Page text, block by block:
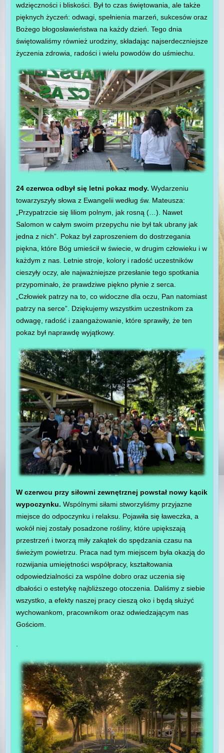
wdzięczności i bliskości. Był to czas świętowania, ale także
pięknych życzeń: odwagi, spełnienia marzeń, sukcesów oraz
Bożego błogosławieństwa na każdy dzień. Tego dnia
świętowaliśmy również urodziny, składając najserdeczniejsze
życzenia zdrowia, radości i wielu powodów do uśmiechu.
24 czerwca odbył się letni pokaz mody. Wydarzeniu
towarzyszyły słowa z Ewangelii według św. Mateusza:
„Przypatrzcie się liliom polnym, jak rosną (…). Nawet
Salomon w całym swoim przepychu nie był tak ubrany jak
jedna z nich”. Pokaz był zaproszeniem do dostrzegania
piękna, które Bóg umieścił w świecie, w drugim człowieku i w
każdym z nas. Letnie stroje, kolory i radość uczestników
cieszyły oczy, ale najważniejsze przesłanie tego spotkania
przypominało, że prawdziwe piękno płynie z serca.
„Człowiek patrzy na to, co widoczne dla oczu, Pan natomiast
patrzy na serce”. Dziękujemy wszystkim uczestnikom za
odwagę, radość i zaangażowanie, które sprawiły, że ten
pokaz był naprawdę wyjątkowy.
W czerwcu przy siłowni zewnętrznej powstał nowy kącik
wypoczynku. Wspólnymi siłami stworzyliśmy przyjazne
miejsce do odpoczynku i relaksu. Pojawiła się ławeczka, a
wokół niej zostały posadzone rośliny, które upiększają
przestrzeń i tworzą miły zakątek do spędzania czasu na
świeżym powietrzu. Praca nad tym miejscem była okazją do
rozwijania umiejętności współpracy, kształtowania
odpowiedzialności za wspólne dobro oraz uczenia się
dbałości o estetykę najbliższego otoczenia. Daliśmy z siebie
wszystko, a efekty naszej pracy cieszą oko i będą służyć
wychowankom, pracownikom oraz odwiedzającym nas
Gościom.
.